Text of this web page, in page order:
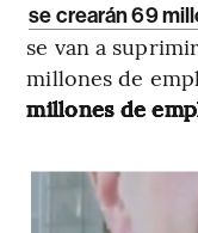
se crearán 69
se van a
millones de
millones de